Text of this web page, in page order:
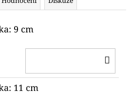
9 cm
11 cm